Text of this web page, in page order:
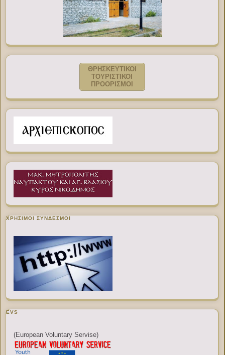
ΘΡΗΣΚΕΥΤΙΚΟΙ
ΤΟΥΡΙΣΤΙΚΟΙ
ΠΡΟΟΡΙΣΜΟΙ
ΧΡΉΣΙΜΟΙ ΣΎΝΔΕΣΜΟΙ
EVS
(European Voluntary Servise)